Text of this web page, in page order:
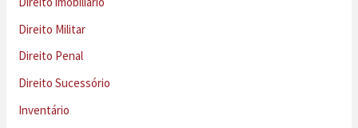
Direito Militar
Direito Penal
Direito Sucessório
Inventário